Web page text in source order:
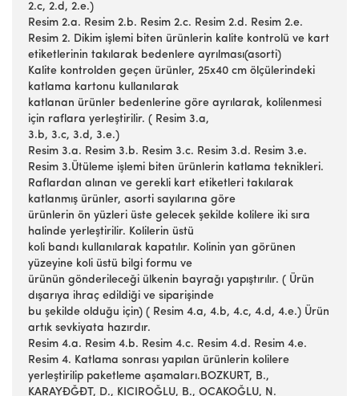
2.c, 2.d, 2.e.)
Resim 2.a. Resim 2.b. Resim 2.c. Resim 2.d. Resim 2.e.
Resim 2. Dikim işlemi biten ürünlerin kalite kontrolü ve kart
etiketlerinin takılarak bedenlere ayrılması(asorti)
Kalite kontrolden geçen ürünler, 25x40 cm ölçülerindeki
katlama kartonu kullanılarak
katlanan ürünler bedenlerine göre ayrılarak, kolilenmesi
için raflara yerleştirilir. ( Resim 3.a,
3.b, 3.c, 3.d, 3.e.)
Resim 3.a. Resim 3.b. Resim 3.c. Resim 3.d. Resim 3.e.
Resim 3.Ütüleme işlemi biten ürünlerin katlama teknikleri.
Raflardan alınan ve gerekli kart etiketleri takılarak
katlanmış ürünler, asorti sayılarına göre
ürünlerin ön yüzleri üste gelecek şekilde kolilere iki sıra
halinde yerleştirilir. Kolilerin üstü
koli bandı kullanılarak kapatılır. Kolinin yan görünen
yüzeyine koli üstü bilgi formu ve
ürünün gönderileceği ülkenin bayrağı yapıştırılır. ( Ürün
dışarıya ihraç edildiği ve siparişinde
bu şekilde olduğu için) ( Resim 4.a, 4.b, 4.c, 4.d, 4.e.) Ürün
artık sevkiyata hazırdır.
Resim 4.a. Resim 4.b. Resim 4.c. Resim 4.d. Resim 4.e.
Resim 4. Katlama sonrası yapılan ürünlerin kolilere
yerleştirilip paketleme aşamaları.BOZKURT, B.,
KARAYĐĞĐT, D., KICIROĞLU, B., OCAKOĞLU, N.